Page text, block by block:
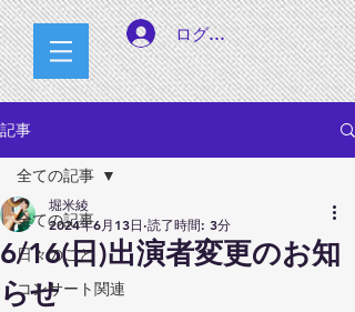
ログイン
記事
全ての記事
日々のこと
コンサート関連
全ての記事
6/16(日)出演者変更のお知
らせ
堀米綾
2024年6月13日 読了時間: 3分